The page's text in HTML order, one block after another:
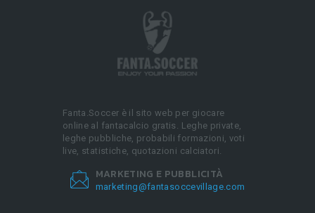
Fanta.Soccer è il sito web per giocare
online al fantacalcio gratis. Leghe private,
leghe pubbliche, probabili formazioni, voti
live, statistiche, quotazioni calciatori.
MARKETING E PUBBLICITÀ
marketing@fantasoccevillage.com